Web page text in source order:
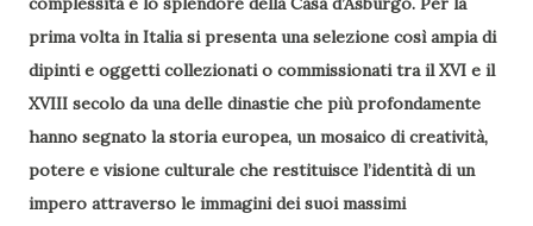
prima volta in Italia si presenta una selezione così ampia di
dipinti e oggetti collezionati o commissionati tra il XVI e il
XVIII secolo da una delle dinastie che più profondamente
hanno segnato la storia europea, un mosaico di creatività,
potere e visione culturale che restituisce l’identità di un
impero attraverso le immagini dei suoi massimi